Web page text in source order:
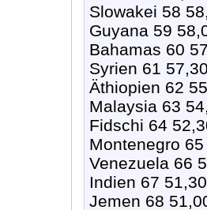
Slowakei 58
Guyana 59
Bahamas 60
Syrien 61
Äthiopien 62
Malaysia 63
Fidschi 64
Montenegro
Venezuela 66
Indien 67
Jemen 68